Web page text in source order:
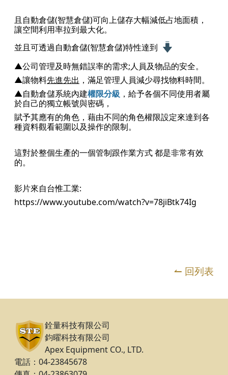
且自動倉儲(智慧倉儲)可向上儲存大幅減低占地面積，
讓空間利用率拉到最大化。
並且可透過自動倉儲(智慧倉儲)特性達到
▲公司管理及時無錯誤率的需求;人員及物品的安全。
▲讓物料先進先出 ，滿足管理人員減少尋找物料時間。
▲自動倉儲系統內建權限分級 ，給予各個不同使用者屬
於自己的獨立帳號與密碼，
賦予其應有的角色， 藉由不同的角色權限設定來達到各
種資料觀看範圍以及操作的限制。
這對於整個生產的一個管制跟作業方式 都是非常有效
的。
影片來自台惟工業:
https://www.youtube.com/watch?v=78jiBtk74Ig
↼ 回列表
銓量科技有限公司
鈞曜科技有限公司
Apex Equipment CO., LTD.
電話：04-23845678